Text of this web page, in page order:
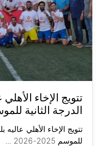
تتويج الإخاء
الدرجة الثانية للموسم
تتويج الإخاء الأهلي
للموسم 2025-2026 ...